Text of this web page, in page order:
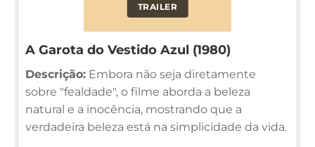
TRAILER
A Garota do Vestido Azul (1980)
Descrição: Embora não seja diretamente
sobre "fealdade", o filme aborda a beleza
natural e a inocência, mostrando que a
verdadeira beleza está na simplicidade da vida.